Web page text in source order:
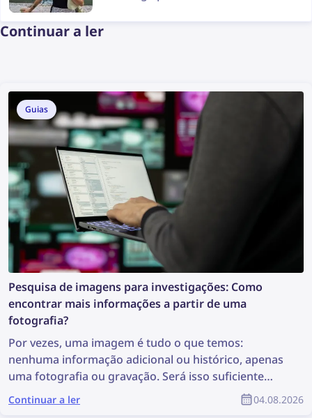
Continuar a ler
Guias
Pesquisa de imagens para investigações: Como
encontrar mais informações a partir de uma
fotografia?
Por vezes, uma imagem é tudo o que temos:
nenhuma informação adicional ou histórico, apenas
uma fotografia ou gravação. Será isso suficiente
para iniciar uma investigação? Pode não ser a
situação ideal, mas é suficiente para realizar uma
Continuar a ler 04.08.2026